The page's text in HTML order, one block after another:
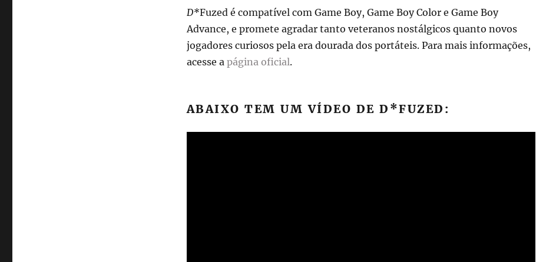
D*Fuzed é compatível com Game Boy, Game Boy Color e Game Boy
Advance, e promete agradar tanto veteranos nostálgicos quanto novos
jogadores curiosos pela era dourada dos portáteis. Para mais informações,
acesse a página oficial.
ABAIXO TEM UM VÍDEO DE D*FUZED: